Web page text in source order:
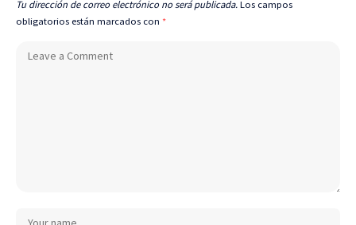
Tu dirección de correo electrónico no será publicada. Los campos
obligatorios están marcados con *